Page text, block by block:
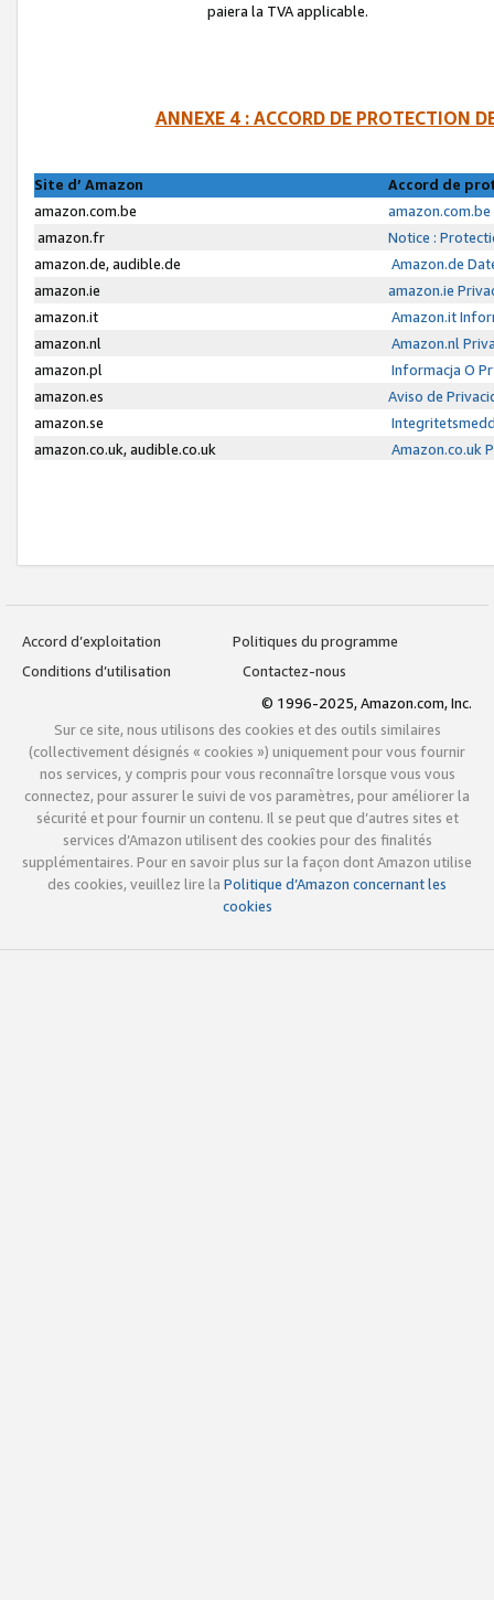
paiera la TVA applicable.
ANNEXE 4 : ACCORD DE PROTECTION
Site d’ Amazon
Accord de
amazon.com.be
amazon.fr
Notice :
amazon.de, audible.de
Amazon.de
amazon.ie
amazon.ie
amazon.it
Amazon.it
amazon.nl
Amazon.nl
amazon.pl
Informacja O
amazon.es
Aviso de
amazon.se
amazon.co.uk, audible.co.uk
Amazon.co.uk
Accord d’exploitation
Politiques du programme
Conditions d’utilisation
Contactez-nous
© 1996-2025, Amazon.com, Inc.
Sur ce site, nous utilisons des cookies et des outils similaires
(collectivement désignés « cookies ») uniquement pour vous fournir
nos services, y compris pour vous reconnaître lorsque vous vous
connectez, pour assurer le suivi de vos paramètres, pour améliorer la
sécurité et pour fournir un contenu. Il se peut que d’autres sites et
services d’Amazon utilisent des cookies pour des finalités
supplémentaires. Pour en savoir plus sur la façon dont Amazon utilise
des cookies, veuillez lire la Politique d’Amazon concernant les
cookies